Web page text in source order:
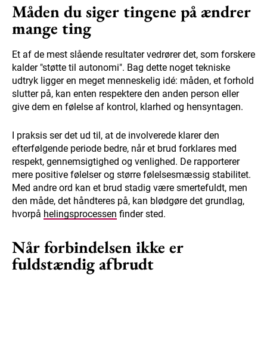
Måden du siger tingene på ændrer
mange ting
Et af de mest slående resultater vedrører det, som forskere
kalder "støtte til autonomi". Bag dette noget tekniske
udtryk ligger en meget menneskelig idé: måden, et forhold
slutter på, kan enten respektere den anden person eller
give dem en følelse af kontrol, klarhed og hensyntagen.
I praksis ser det ud til, at de involverede klarer den
efterfølgende periode bedre, når et brud forklares med
respekt, gennemsigtighed og venlighed. De rapporterer
mere positive følelser og større følelsesmæssig stabilitet.
Med andre ord kan et brud stadig være smertefuldt, men
den måde, det håndteres på, kan blødgøre det grundlag,
hvorpå helingsprocessen finder sted.
Når forbindelsen ikke er
fuldstændig afbrudt